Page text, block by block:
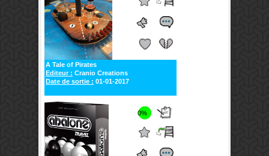
A Tale of Pirates
Editeur : Cranio Creations
Date de sortie : 01-01-2017
0%